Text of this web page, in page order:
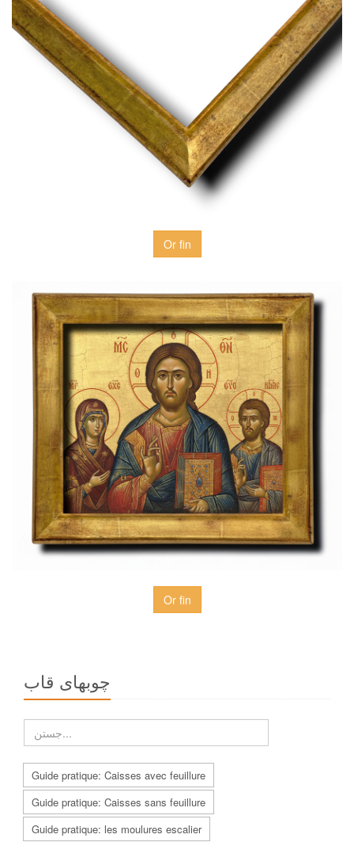
Or fin
Or fin
چوبهاى قاب
Guide pratique: Caisses avec feuillure
Guide pratique: Caisses sans feuillure
Guide pratique: les moulures escalier